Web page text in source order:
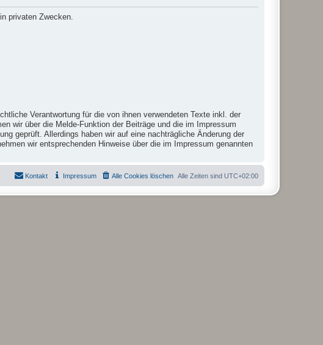
privaten Zwecken.
Verantwortung für die von ihnen verwendeten Texte inkl. der
wir über die Melde-Funktion der Beiträge und die im Impressum
geprüft. Allerdings haben wir auf eine nachträgliche Änderung der
wir entsprechenden Hinweise über die im Impressum genannten
Alle Zeiten sind UTC+02:00
Alle Cookies löschen
Impressum
Kontakt